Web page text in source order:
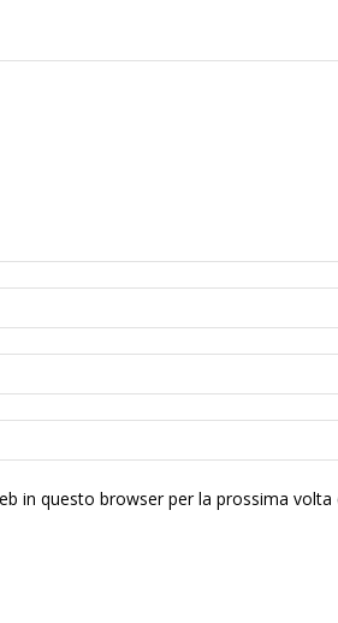
in questo browser per la prossima